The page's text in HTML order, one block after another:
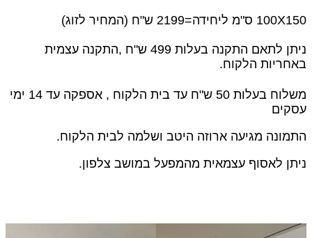
100X150 ס"מ ליחידה=2199 ש"ח (המחיר לזוג)
ניתן לתאם התקנה בעלות 499 ש"ח ,
התקנה עצמית
באחריות הלקוח.
משלוח בעלות 50 ש"ח עד בית הלקוח , אספקה עד 14 ימי
עסקים
התמונה מגיעה ארוזה היטב ושלמה לבית הלקוח.
ניתן לאסוף עצמאית מהמפעל במושב צלפון.